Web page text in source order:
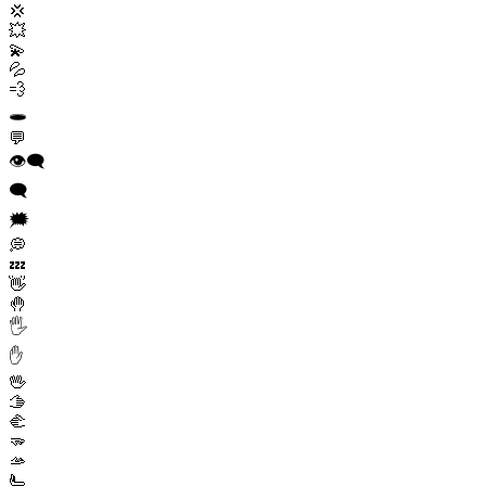
💢
💥
💫
💦
💨
🕳️
💬
👁️‍🗨️
🗨️
🗯️
💭
💤
👋
🤚
🖐️
✋
🖖
🫱
🫲
🫳
🫴
🫷